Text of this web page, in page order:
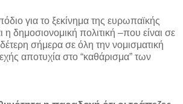
για το ξεκίνημα της ευρωπαϊκής
η δημοσιονομική πολιτική –που είναι σε
σήμερα σε όλη την νομισματική
αποτυχία στο “καθάρισμα” των